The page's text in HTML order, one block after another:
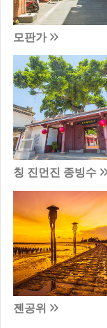
모판가
칭 진먼진 종빙수
젠공위